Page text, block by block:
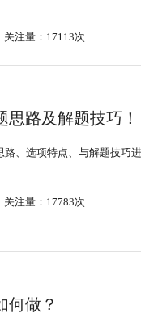
关注量：17113次
路及解题技巧！
、选项特点、与解题技巧
关注量：17783次
何做？